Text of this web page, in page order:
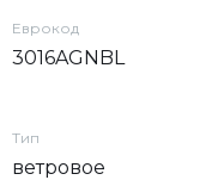
Еврокод
3016AGNBL
Тип
ветровое